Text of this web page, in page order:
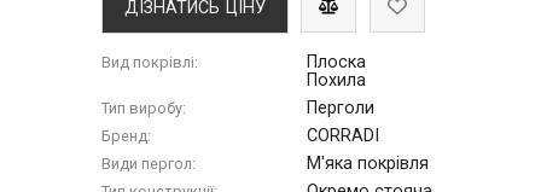
ДІЗНАТИСЬ ЦІНУ
Вид покрівлі:
Плоска
Похила
Тип виробу: Перголи
Бренд: CORRADI
Види пергол: М'яка покрівля